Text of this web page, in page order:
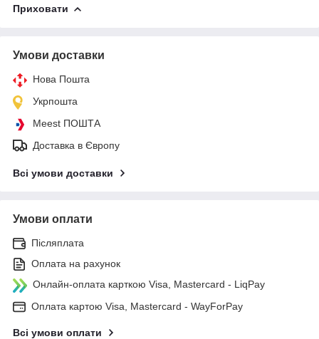
Приховати
Умови доставки
Нова Пошта
Укрпошта
Meest ПОШТА
Доставка в Європу
Всі умови доставки
Умови оплати
Післяплата
Оплата на рахунок
Онлайн-оплата карткою Visa, Mastercard - LiqPay
Оплата картою Visa, Mastercard - WayForPay
Всі умови оплати